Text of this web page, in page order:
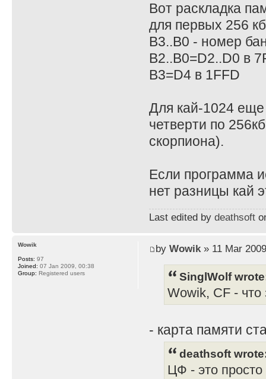
Вот раскладка
для первых 256
B3..B0 - номер
B2..B0=D2..D0 в
B3=D4 в 1FFD
Для кай-1024
четверти по
скорпиона).
Если программа
нет разницы кай
Last edited by deathsoft
by Wowik» 11 Mar
SinglWolf
Wowik, CF - что
- карта памяти
deathsoft
ЦФ - это просто
Wowik
Posts: 97
Joined: 07 Jan 2009, 00:38
Group: Registered users